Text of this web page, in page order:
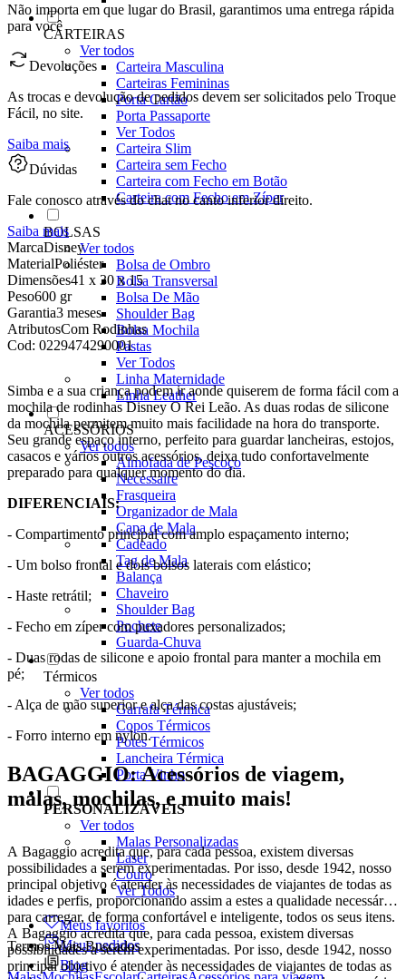
CARTEIRAS
Ver todos
Carteira Masculina
Carteiras Femininas
Porta Cartão
Porta Passaporte
Ver Todos
Carteira Slim
Carteira sem Fecho
Carteira com Fecho em Botão
Carteira com Fecho em Zíper
BOLSAS
Ver todos
Bolsa de Ombro
Bolsa Transversal
Bolsa De Mão
Shoulder Bag
Bolsa Mochila
Pastas
Ver Todos
Linha Maternidade
Linha Leather
ACESSÓRIOS
Ver todos
Almofada de Pescoço
Necessaire
Frasqueira
Organizador de Mala
Capa de Mala
Cadeado
Tag de Mala
Balança
Chaveiro
Shoulder Bag
Pochete
Guarda-Chuva
Térmicos
Ver todos
Garrafa Térmica
Copos Térmicos
Potes Térmicos
Lancheira Térmica
Porta Vinho
PERSONALIZÁVEIS
Ver todos
Malas Personalizadas
Laser
Couro
Ver Todos
Meus favoritos
Meus pedidos
Blog
Não importa em que lugar do Brasil, garantimos uma entrega rápida
para você
Devoluções
As trocas e devolução de pedidos devem ser solicitados pelo Troque
Fácil, no site.
Saiba mais
Dúvidas
Fale conosco através do chat no canto inferior direito.
Saiba mais
MarcaDisney
MaterialPoliéster
Dimensões41 x 30 x 15
Peso600 gr
Garantia3 meses
AtributosCom Rodinhas
Cod: 0229474290001
Simba e a sua criança podem ir aonde quiserem de forma fácil com a
mochila de rodinhas Disney O Rei Leão. As duas rodas de silicone
da mochila permitem muito mais facilidade na hora do transporte.
Seu grande espaço interno, perfeito para guardar lancheiras, estojos,
casacos e vários outros acessórios, deixa tudo confortavelmente
preparado para qualquer momento do dia.
DIFERENCIAIS:
- Compartimento principal com amplo espaçamento interno;
- Um bolso frontal e dois bolsos laterais com elástico;
- Haste retrátil;
- Fecho em zíper com puxadores personalizados;
- Duas rodas de silicone e apoio frontal para manter a mochila em
pé;
- Alça de mão superior e alça das costas ajustáveis;
- Forro interno em nylon.
BAGAGGIO: Acessórios de viagem,
malas, mochilas, e muito mais!
A Bagaggio acredita que, para cada pessoa, existem diversas
possibilidades a serem experimentadas. Por isso, desde 1942, nosso
principal objetivo é atender às necessidades de viajantes de todas as
idades e perfis, proporcionando assim a estes a qualidade necessária
para carregar, de forma confortável e inteligente, todos os seus itens.
A Bagaggio acredita que, para cada pessoa, existem diversas
possibilidades a serem experimentadas. Por isso, desde 1942, nosso
principal objetivo é atender às necessidades de viajantes de todas as
Termos Mais Buscados